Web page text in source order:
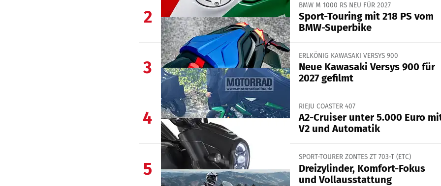
2
BMW M 1000 RS NEU FÜR 2027
Sport-Touring mit 218 PS vom
BMW-Superbike
3
ERLKÖNIG KAWASAKI VERSYS 900
Neue Kawasaki Versys 900 für
2027 gefilmt
4
RIEJU COASTER 407
A2-Cruiser unter 5.000 Euro
V2 und Automatik
5
SPORT-TOURER ZONTES ZT 703-T (ETC)
Dreizylinder, Komfort-Fokus
und Vollausstattung